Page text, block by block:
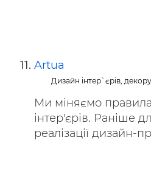
Artua
Дизайн інтер`єрів,
Ми міняємо
інтер'єрів. Раніше
реалізації дизайн-